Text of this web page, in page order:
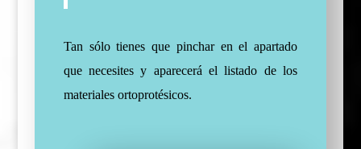
Tan sólo tienes que pinchar en el apartado
que necesites y aparecerá el listado de los
materiales ortoprotésicos.